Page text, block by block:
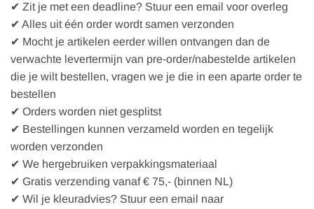
✔ Zit je met een deadline? Stuur een email voor overleg
✔ Alles uit één order wordt samen verzonden
✔ Mocht je artikelen eerder willen ontvangen dan de
verwachte levertermijn van pre-order/nabestelde artikelen
die je wilt bestellen, vragen we je die in een aparte order te
bestellen
✔ Orders worden niet gesplitst
✔ Bestellingen kunnen verzameld worden en tegelijk
worden verzonden
✔ We hergebruiken verpakkingsmateriaal
✔ Gratis verzending vanaf € 75,- (binnen NL)
✔ Wil je kleuradvies? Stuur een email naar